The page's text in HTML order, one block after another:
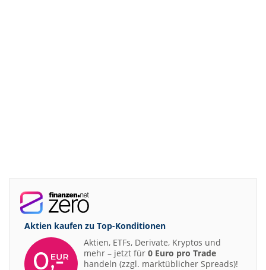
Aktien kaufen zu Top-Konditionen
Aktien, ETFs, Derivate, Kryptos und
mehr – jetzt für 0 Euro pro Trade
handeln (zzgl. marktüblicher Spreads)!